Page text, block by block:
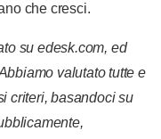
che cresci.
su edesk.com, ed
valutato tutte e
criteri, basandoci su